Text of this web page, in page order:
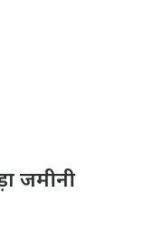
जमीनी